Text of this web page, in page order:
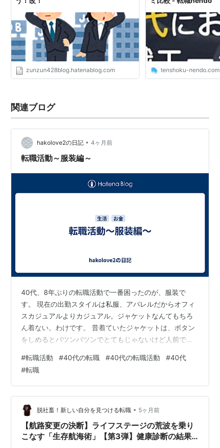
zunzun428blog.hatenablog.com tenshoku-nendo.com
関連ブログ
hakolove2の日記 • 4ヶ月前
転職活動～服装編～
40代、8年ぶりの転職活動で一番困ったのが、服装で
す。 現在の出勤スタイルは私服、アパレルだからオフィ
スカジュアルよりカジュアル。ジャケットなんてもちろ
ん着ない。わけです。 昔着ていたジャケットは、ボタン
をしめるとパツンパツンでとてもじゃないけど人前で着
のはダウン。 ということで、全て買いました。 まずスー
ツ。 着てテンションが下がるような服にお金を使うのは
もったいないので、セットアップとパンツを追加で1本、
インナーのシャツは2枚購入。これだけで15万円(;・∀・)
コートは約10万円。バッグも、あ、靴も！靴は裏を厚く
したりといろいろして、結果…
#転職活動 #40代の転職 #40代の転職活動 #40代
#転職
脱社畜！新しい自分を見つける転職 • 5ヶ月前
【航路変更の決断】ライフステージの荒波を乗り
こなす「生存航海術」【第3弾】健康診断の結果